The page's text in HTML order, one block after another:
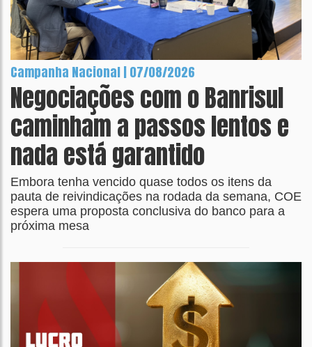
Campanha Nacional | 07/08/2026
Negociações com o Banrisul
caminham a passos lentos e
nada está garantido
Embora tenha vencido quase todos os itens da
pauta de reivindicações na rodada da semana, COE
espera uma proposta conclusiva do banco para a
próxima mesa